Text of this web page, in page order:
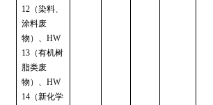
12 （染料、
涂料废
物）、HW
13 （有机树
脂类废
物）、HW
14 （新化学